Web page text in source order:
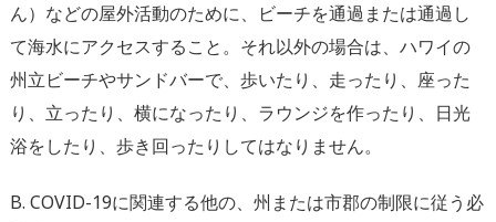
ん）などの屋外活動のために、ビーチを通過または通過し
て海水にアクセスすること。それ以外の場合は、ハワイの
州立ビーチやサンドバーで、歩いたり、走ったり、座った
り、立ったり、横になったり、ラウンジを作ったり、日光
浴をしたり、歩き回ったりしてはなりません。
B. COVID-19に関連する他の、州または市郡の制限に従う必